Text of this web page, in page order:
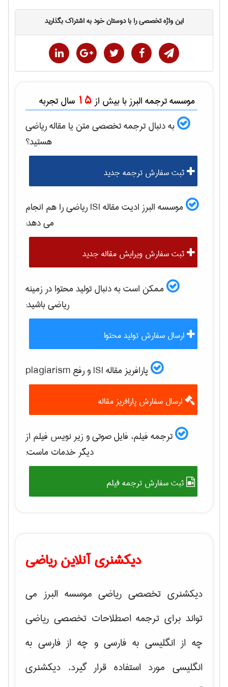
این واژه تخصصی را با دوستان خود به اشتراک بگذارید
موسسه ترجمه البرز با بیش از 15 سال تجربه
به دنبال ترجمه تخصصی متن یا مقالهرياضی
هستید؟
ثبت سفارش ترجمه جدید
موسسه البرز ادیت مقاله ISI رياضیرا هم انجام
می دهد:
ثبت سفارش ویرایش مقاله جدید
ممکن است به دنبال تولید محتوا در زمینه
رياضیباشید:
ارسال سفارش تولید محتوا
پارافریز مقاله ISI و رفع plagiarism
ارسال سفارش پارافریز مقاله
ترجمه فیلم، فایل صوتی و زیر نویس فیلم از
دیگر خدمات ماست:
ثبت سفارش ترجمه فیلم
دیکشنری آنلاین ریاضی
دیکشنری تخصصی ریاضی موسسه البرز می
تواند برای ترجمه اصطلاحات تخصصی ریاضی
چه از انگلیسی به فارسی و چه از فارسی به
انگلیسی مورد استفاده قرار گیرد. دیکشنری